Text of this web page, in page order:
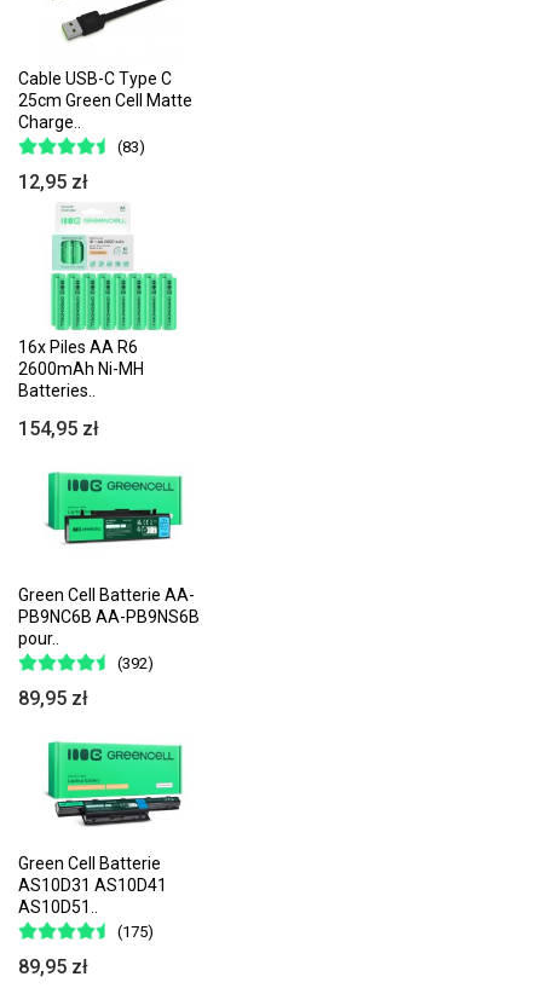
Cable USB-C Type C
25cm Green Cell Matte
Charge..
(83)
12,95 zł
16x Piles AA R6
2600mAh Ni-MH
Batteries..
154,95 zł
Green Cell Batterie AA-
PB9NC6B AA-PB9NS6B
pour..
(392)
89,95 zł
Green Cell Batterie
AS10D31 AS10D41
AS10D51..
(175)
89,95 zł